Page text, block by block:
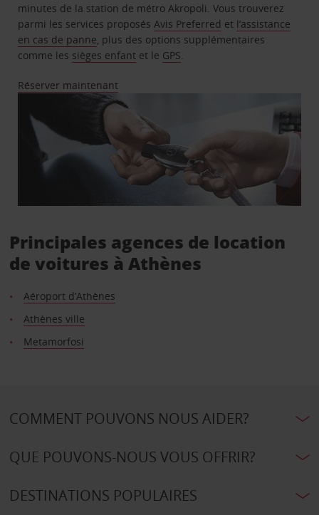
minutes de la station de métro Akropoli. Vous trouverez
parmi les services proposés Avis Preferred et l’assistance
en cas de panne , plus des options supplémentaires
comme les sièges enfant et le GPS
Réserver maintenant
Principales agences de location
de voitures à Athènes
Aéroport d’Athènes
Athènes ville
Metamorfosi
COMMENT POUVONS NOUS AIDER?
QUE POUVONS-NOUS VOUS OFFRIR?
DESTINATIONS POPULAIRES